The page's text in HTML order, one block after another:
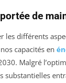
de
les différents
nos capacités en
Malgré
substantielles